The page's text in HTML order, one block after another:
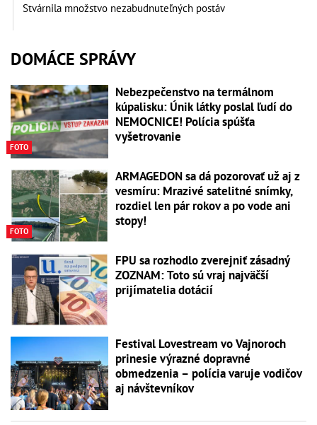
Stvárnila množstvo nezabudnuteľných postáv
DOMÁCE SPRÁVY
FOTO
Nebezpečenstvo na termálnom
kúpalisku: Únik látky poslal ľudí do
NEMOCNICE! Polícia spúšťa
vyšetrovanie
FOTO
ARMAGEDON sa dá pozorovať už aj z
vesmíru: Mrazivé satelitné snímky,
rozdiel len pár rokov a po vode ani
stopy!
FPU sa rozhodlo zverejniť zásadný
ZOZNAM: Toto sú vraj najväčší
prijímatelia dotácií
Festival Lovestream vo Vajnoroch
prinesie výrazné dopravné
obmedzenia – polícia varuje vodičov
aj návštevníkov